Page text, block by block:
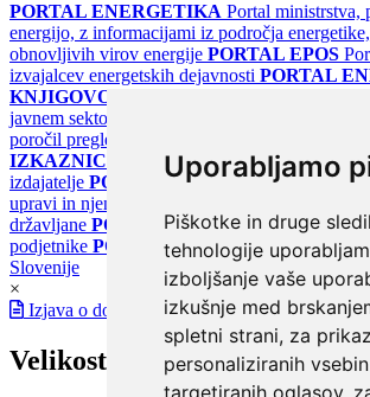
Uporabljamo
Piškotke in druge
tehnologije
izboljšanje vaše
izkušnje med
spletni strani, za
personaliziranih
targetiranih oglasov,
PORTAL ENERGETIKA Portal ministrstva,
energijo, z informacijami iz področja
obnovljivih virov energije PORTAL EPOS
izvajalcev energetskih dejavnosti PORTAL
KNJIGOVODSTVO
javnem sektorju
poročil pregledov klimatskih sistemov
IZKAZNICE
Register energetskih izkaznic -
izdajatelje PORTAL GOV.SI Osrednje spletno
upravi in njenih storitvah
državljane PORTAL SPOT Državni portal za
podjetnike PORTAL OPSI Državni portal
Slovenije
×
Izjava o dostopnosti
Velikost pisave